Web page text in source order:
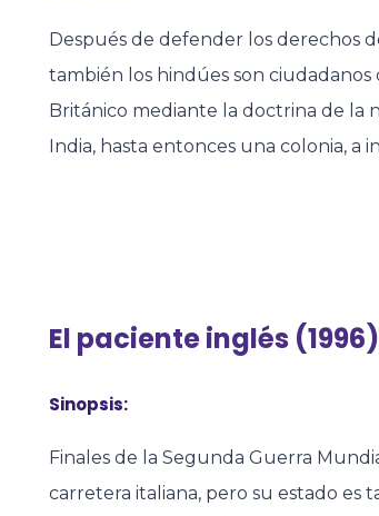
Después de defender los derechos
también los hindúes son
Británico mediante la doctrina de la
India, hasta entonces una colonia, a
El paciente inglés (1996)
Sinopsis:
Finales de la Segunda Guerra
carretera italiana, pero su estado